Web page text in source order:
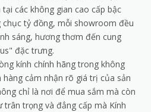
các không gian cao cấp bậc
tỷ đồng, mỗi showroom đều
sáng, hương thơm đến cung
đặc trưng.
kính chính hãng trong không
hàng cảm nhận rõ giá trị của sản
chỉ là nơi để mua sắm mà còn
trọng và đẳng cấp mà Kính